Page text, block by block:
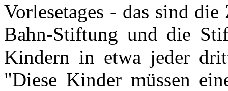
Vorlesetages - das sind
Bahn-Stiftung und die
Kindern in etwa jeder
"Diese Kinder müssen